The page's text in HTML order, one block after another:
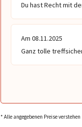
Du hast Recht mit
Am 08.11.2025
Ganz tolle
* Alle angegebenen Preise